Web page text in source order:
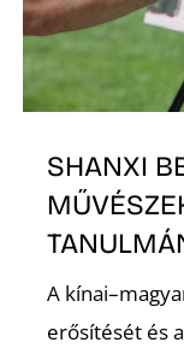
SHANXI
A
erősítését és